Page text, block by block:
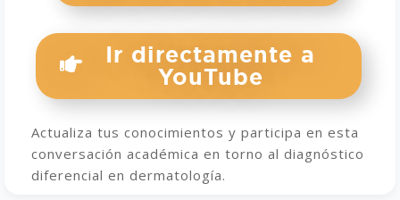
Ir directamente a
YouTube
Actualiza tus conocimientos y participa en esta
conversación académica en torno al diagnóstico
diferencial en dermatología.